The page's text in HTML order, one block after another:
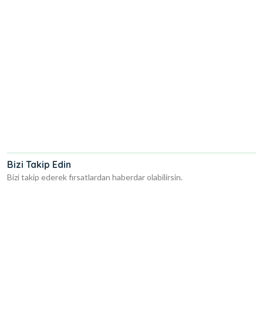
Bizi Takip Edin
Bizi takip ederek fırsatlardan haberdar olabilirsin.